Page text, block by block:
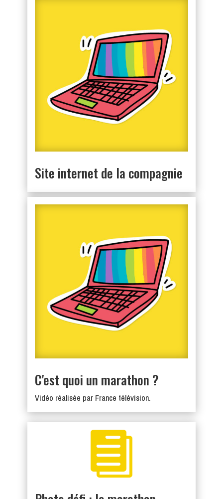
Site internet de la compagnie
C'est quoi un marathon ?
Vidéo réalisée par France télévision.
